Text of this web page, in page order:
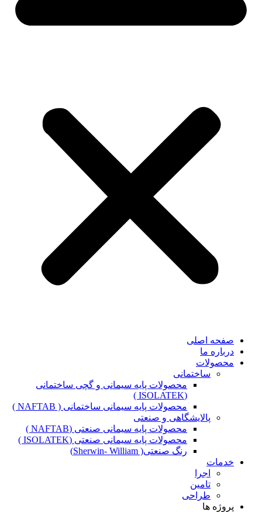
صفحه اصلی
درباره ما
محصولات
ساختمانی
محصولات پایه سیمانی و گچی ساختمانی
(ISOLATEK )
محصولات پایه سیمانی ساختمانی ( NAFTAB )
پالایشگاهی و صنعتی
محصولات پایه سیمانی صنعتی (NAFTAB )
محصولات پایه سیمانی صنعتی (ISOLATEK )
رنگ صنعتی( Sherwin- William)
خدمات
اجرا
تامین
طراحی
پروژه ها